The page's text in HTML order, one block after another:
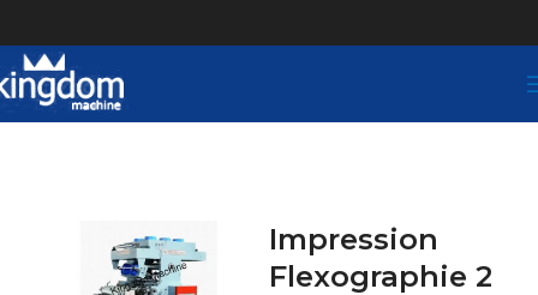
Impression
Flexographie 2